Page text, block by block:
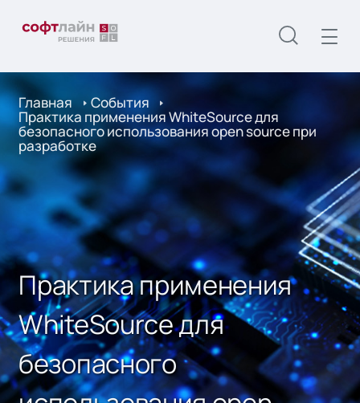
Главная События
Практика применения WhiteSource для
безопасного использования open source при
разработке
Практика применения
WhiteSource для
безопасного